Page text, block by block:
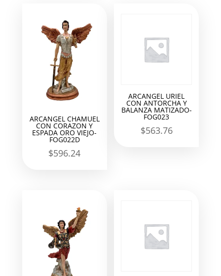
ARCANGEL CHAMUEL
CON CORAZON Y
ESPADA ORO VIEJO-
FOG022D
$596.24
ARCANGEL URIEL
CON ANTORCHA Y
BALANZA MATIZADO-
FOG023
$563.76